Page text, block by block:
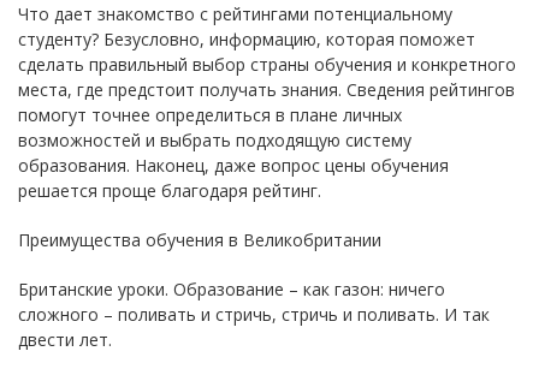
Что дает знакомство с рейтингами потенциальному
студенту? Безусловно, информацию, которая поможет
сделать правильный выбор страны обучения и конкретного
места, где предстоит получать знания. Сведения рейтингов
помогут точнее определиться в плане личных
возможностей и выбрать подходящую систему
образования. Наконец, даже вопрос цены обучения
решается проще благодаря рейтинг.
Преимущества обучения в Великобритании
Британские уроки. Образование – как газон: ничего
сложного – поливать и стричь, стричь и поливать. И так
двести лет.